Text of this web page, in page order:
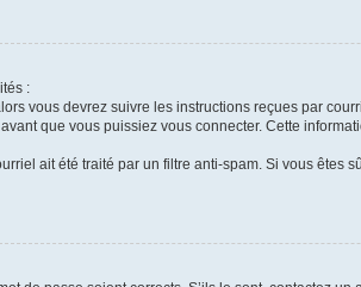
:
vous devrez suivre les instructions reçues par
que vous puissiez vous connecter. Cette
ait été traité par un filtre anti-spam. Si vous êtes